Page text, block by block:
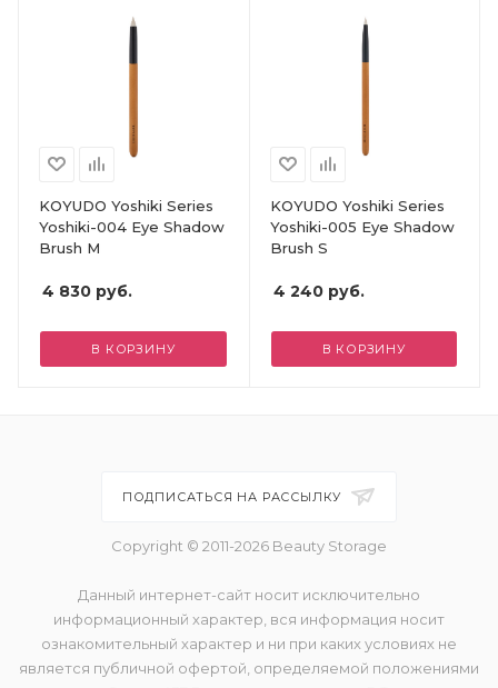
KOYUDO Yoshiki Series
Yoshiki-004 Eye Shadow
Brush M
4 830 руб.
В КОРЗИНУ
KOYUDO Yoshiki Series
Yoshiki-005 Eye Shadow
Brush S
4 240руб.
В КОРЗИНУ
ПОДПИСАТЬСЯ НА РАССЫЛКУ
Copyright © 2011-2026 Beauty Storage
Данный интернет-сайт носит исключительно
информационный характер, вся информация носит
ознакомительный характер и ни при каких условиях не
является публичной офертой, определяемой положениями